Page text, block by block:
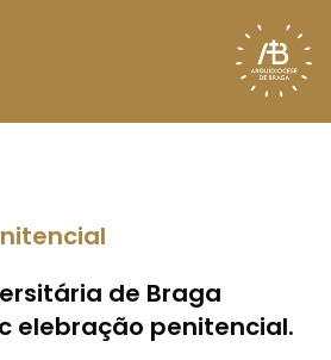
de Braga
elebração penitencial.